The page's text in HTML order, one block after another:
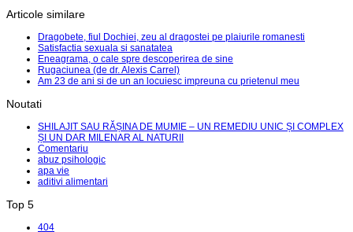
Articole similare
Dragobete, fiul Dochiei, zeu al dragostei pe plaiurile romanesti
Satisfactia sexuala si sanatatea
Eneagrama, o cale spre descoperirea de sine
Rugaciunea (de dr. Alexis Carrel)
Am 23 de ani si de un an locuiesc impreuna cu prietenul meu
Noutati
SHILAJIT SAU RĂȘINA DE MUMIE – UN REMEDIU UNIC ȘI COMPLEX
ȘI UN DAR MILENAR AL NATURII
Comentariu
abuz psihologic
apa vie
aditivi alimentari
Top 5
404